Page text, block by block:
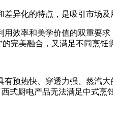
异化的特点，是吸引市场及
效率和美学价值的双重要
完美融合，又满足不同烹
预热快、穿透力强、蒸汽
式厨电产品无法满足中式烹